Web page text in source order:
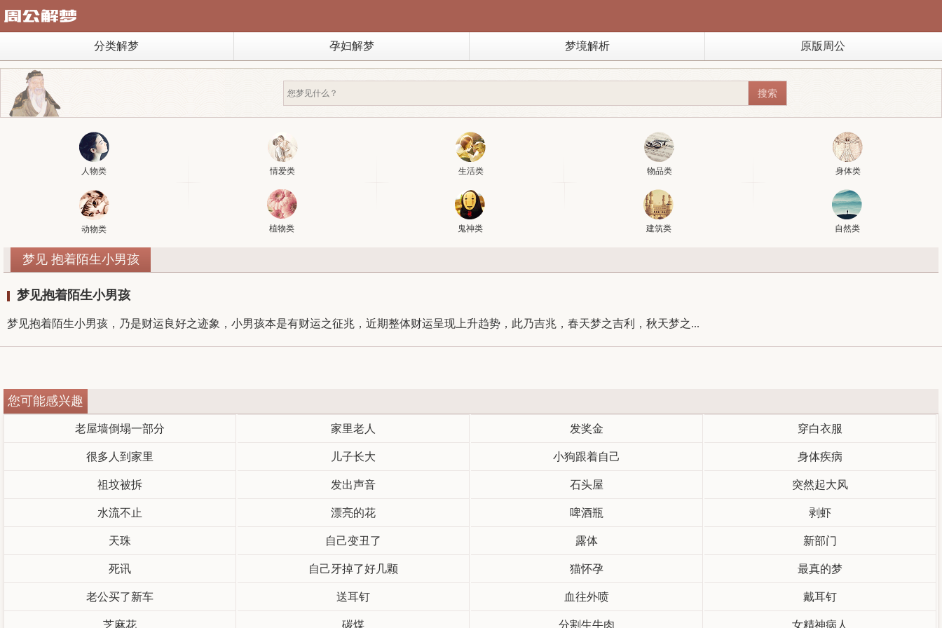
分类解梦 孕妇解梦 梦境解析 原版周公
人物类 情爱类 生活类 物品类 身体类
动物类 植物类 鬼神类 建筑类 自然类
梦见 抱着陌生小男孩
梦见抱着陌生小男孩
梦见抱着陌生小男孩，乃是财运良好之迹象，小男孩本是有财运之征兆，近期整体财运呈现上升趋势，此乃吉兆，春天梦之吉利，秋天梦之...
您可能感兴趣
老屋墙倒塌一部分 家里老人 发奖金 穿白衣服
很多人到家里 儿子长大 小狗跟着自己 身体疾病
祖坟被拆 发出声音 石头屋 突然起大风
水流不止 漂亮的花 啤酒瓶 剥虾
天珠 自己变丑了 露体 新部门
死讯 自己牙掉了好几颗 猫怀孕 最真的梦
老公买了新车 送耳钉 血往外喷 戴耳钉
芝麻花 碳煤 分割生牛肉 女精神病人